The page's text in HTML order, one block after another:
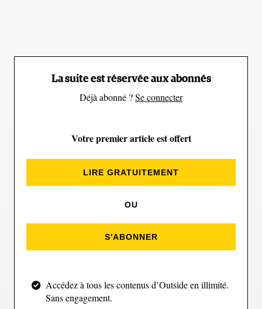
Prix : 1929€
Insta360 GO 2
La suite est réservée aux abonnés
Déjà abonné ?Se connecter
Votre premier article est offert
LIRE GRATUITEMENT
OU
S'ABONNER
Accédez à tous les contenus d’Outside en illimité.
Sans engagement.